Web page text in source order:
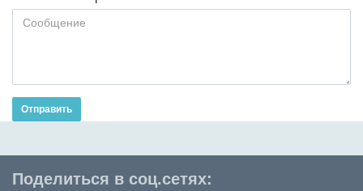
Отправить
Поделиться в соц.сетях: